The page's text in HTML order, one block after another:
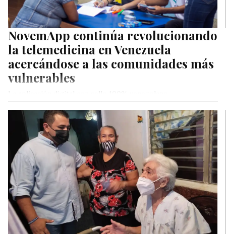
NovemApp continúa revolucionando
la telemedicina en Venezuela
acercándose a las comunidades más
vulnerables
NovemApp continúa revolucionando el mundo de la
telemedicina en Venezuela y en trabajo mancomunado…